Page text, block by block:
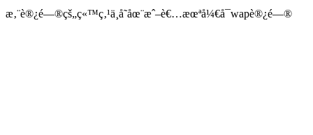
æ‚¨è®¿é—®çš„ç«™ç‚¹ä¸å­˜åœ¨æˆ–è€…æœªå¼€å¯wapè®¿é—®